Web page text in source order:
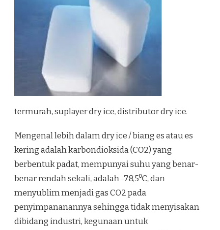
termurah, suplayer dry ice, distributor dry ice.
Mengenal lebih dalam dry ice / biang es atau es
kering adalah karbondioksida (CO2) yang
berbentuk padat, mempunyai suhu yang benar-
benar rendah sekali, adalah -78,5⁰C, dan
menyublim menjadi gas CO2 pada
penyimpananannya sehingga tidak menyisakan
dibidang industri, kegunaan untuk